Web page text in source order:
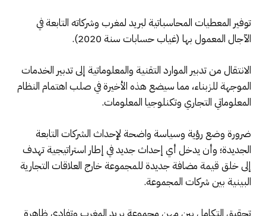
توفير المعطيات المحاسباتية لبريد لمغرب وشركاته التابعة في
الآجال المعمول بها (غياب حسابات سنة 2020).
الانتقال من تدبير الموارد التقنية والمعلوماتية إلى تدبير الخدمات
الموجهة للزبناء، مما سيضع هذه الأخيرة في صلب اهتمام النظام
المعلوماتي التجاري وتكنلوجيا المعلومات.
ضرورة وضع رؤية وسياسة واضحة لإحداث الشركات التابعة
الجديدة؛ وأن يدخل أي إحداث جديد في إطار استراتيجية تهدف
إلى خلق قيمة مضافة جديدة للمجموعة خارج العلاقات التجارية
البينية بين شركات المجموعة.